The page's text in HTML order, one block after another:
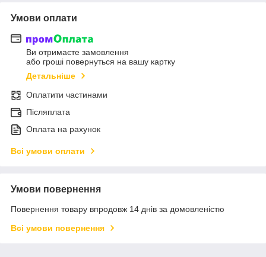
Умови оплати
Ви отримаєте замовлення
або гроші повернуться на вашу картку
Детальніше
Оплатити частинами
Післяплата
Оплата на рахунок
Всі умови оплати
Умови повернення
Повернення товару впродовж 14 днів за домовленістю
Всі умови повернення